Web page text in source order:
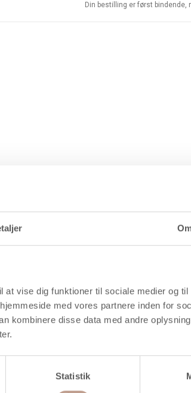
vise dig funktioner til sociale medier og til
med vores partnere inden for
kombinere disse data med andre
Statistik
Din bestilling er først bindende,
hverdage